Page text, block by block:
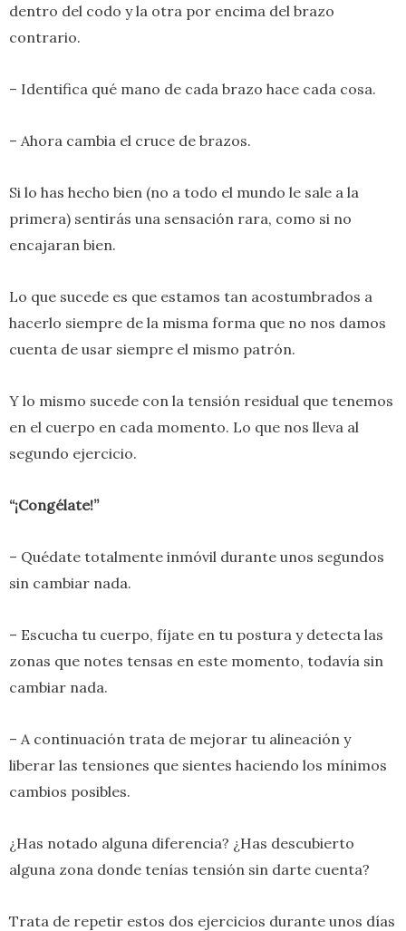
dentro del codo y la otra por encima del brazo
contrario.
– Identifica qué mano de cada brazo hace cada cosa.
– Ahora cambia el cruce de brazos.
Si lo has hecho bien (no a todo el mundo le sale a la
primera) sentirás una sensación rara, como si no
encajaran bien.
Lo que sucede es que estamos tan acostumbrados a
hacerlo siempre de la misma forma que no nos damos
cuenta de usar siempre el mismo patrón.
Y lo mismo sucede con la tensión residual que tenemos
en el cuerpo en cada momento. Lo que nos lleva al
segundo ejercicio.
“¡Congélate!”
– Quédate totalmente inmóvil durante unos segundos
sin cambiar nada.
– Escucha tu cuerpo, fíjate en tu postura y detecta las
zonas que notes tensas en este momento, todavía sin
cambiar nada.
– A continuación trata de mejorar tu alineación y
liberar las tensiones que sientes haciendo los mínimos
cambios posibles.
¿Has notado alguna diferencia? ¿Has descubierto
alguna zona donde tenías tensión sin darte cuenta?
Trata de repetir estos dos ejercicios durante unos días